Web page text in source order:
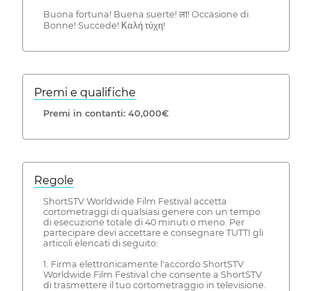
Buona fortuna! Buena suerte! ला! Occasione di
Bonne! Succede! Καλή τύχη!
Premi e qualifiche
Premi in contanti: 40,000€
Regole
ShortSTV Worldwide Film Festival accetta
cortometraggi di qualsiasi genere con un tempo
di esecuzione totale di 40 minuti o meno. Per
partecipare devi accettare e consegnare TUTTI gli
articoli elencati di seguito:
1. Firma elettronicamente l'accordo ShortSTV
Worldwide Film Festival che consente a ShortSTV
di trasmettere il tuo cortometraggio in televisione.